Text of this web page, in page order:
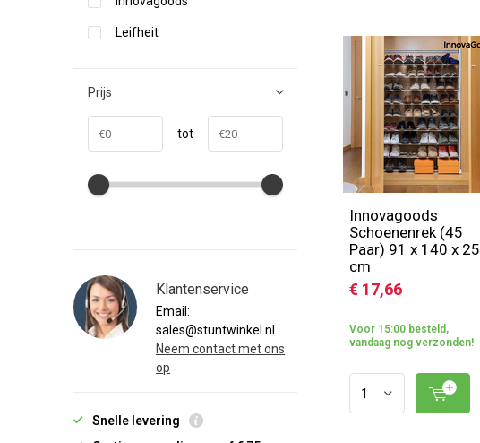
Innovagoods
Schoenenrek (45
Paar) 91 x 140 x 25
cm
€ 17,66
Voor 15:00 besteld,
vandaag nog verzonden!
Leifheit
Prijs
tot
Klantenservice
Email:
sales@stuntwinkel.nl
Neem contact met ons
op
Snelle levering